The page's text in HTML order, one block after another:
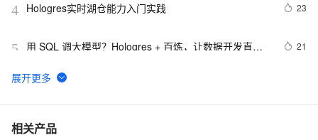
4 Hologres实时湖仓能力入门实践 23
5
用 SQL 调大模型？Hologres + 百炼，让数据开发直接
21
6
实时数仓Hologres V2.2发布，Serverless Computing降
7 实时湖仓增强，Hologres + Flink构建企业级实时数仓
相关产品